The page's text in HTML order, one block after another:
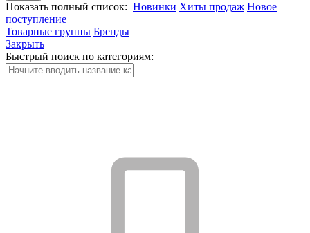
Показать полный список: Новинки Хиты продаж Новое
поступление
Товарные группы Бренды
Закрыть
Быстрый поиск по категориям: